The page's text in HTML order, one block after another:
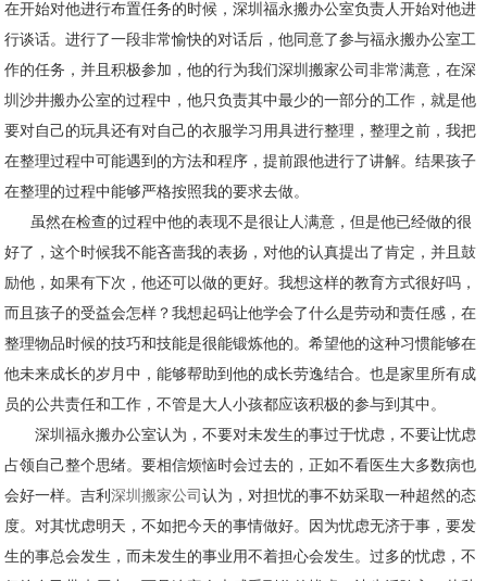
在开始对他进行布置任务的时候，深圳福永搬办公室负责人开始对他进
行谈话。进行了一段非常愉快的对话后，他同意了参与福永搬办公室工
作的任务，并且积极参加，他的行为我们深圳搬家公司非常满意，在深
圳沙井搬办公室的过程中，他只负责其中最少的一部分的工作，就是他
要对自己的玩具还有对自己的衣服学习用具进行整理，整理之前，我把
在整理过程中可能遇到的方法和程序，提前跟他进行了讲解。结果孩子
在整理的过程中能够严格按照我的要求去做。
虽然在检查的过程中他的表现不是很让人满意，但是他已经做的很
好了，这个时候我不能吝啬我的表扬，对他的认真提出了肯定，并且鼓
励他，如果有下次，他还可以做的更好。我想这样的教育方式很好吗，
而且孩子的受益会怎样？我想起码让他学会了什么是劳动和责任感，在
整理物品时候的技巧和技能是很能锻炼他的。希望他的这种习惯能够在
他未来成长的岁月中，能够帮助到他的成长劳逸结合。也是家里所有成
员的公共责任和工作，不管是大人小孩都应该积极的参与到其中。
深圳福永搬办公室认为，不要对未发生的事过于忧虑，不要让忧虑
占领自己整个思绪。要相信烦恼时会过去的，正如不看医生大多数病也
会好一样。吉利深圳搬家公司认为，对担忧的事不妨采取一种超然的态
度。对其忧虑明天，不如把今天的事情做好。因为忧虑无济于事，要发
生的事总会发生，而未发生的事业用不着担心会发生。过多的忧虑，不